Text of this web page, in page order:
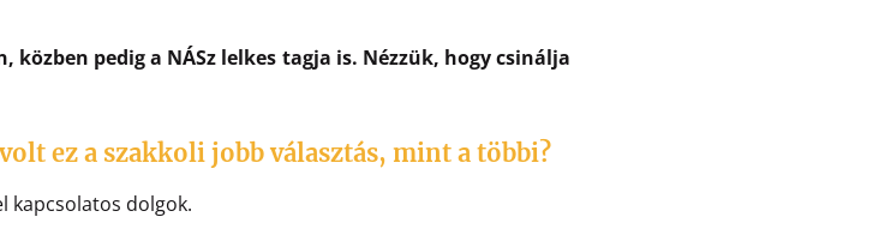
pedig a NÁSz lelkes tagja is. Nézzük, hogy csinálja
ez a szakkoli jobb választás, mint a többi?
kapcsolatos dolgok.